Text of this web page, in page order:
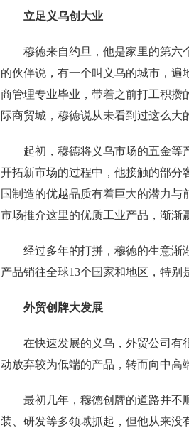
立足义乌创大业
穆徳来自约旦，他是家里的第六个
的伙伴说，有一个叫义乌的城市，遍
商管理专业毕业，带着之前打工积攒
际商贸城，穆徳说从未看到过这么大
起初，穆德将义乌市场的五金等
开拓新市场的过程中，他接触的部分
国制造的优越品质有着巨大的潜力与
市场推介这里的优质工业产品，渐渐
经过多年的打拼，穆徳的生意渐
产品销往全球13个国家和地区，特别
外贸创牌大发展
在快速发展的义乌，外贸公司有很
动放弃较为低端的产品，转而向中高
最初几年，穆徳创牌的道路并不
装、研发等多领域抓起，但他从来没